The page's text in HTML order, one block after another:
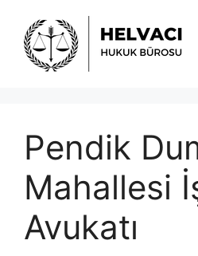
Pendik
Mahallesi
Avukatı